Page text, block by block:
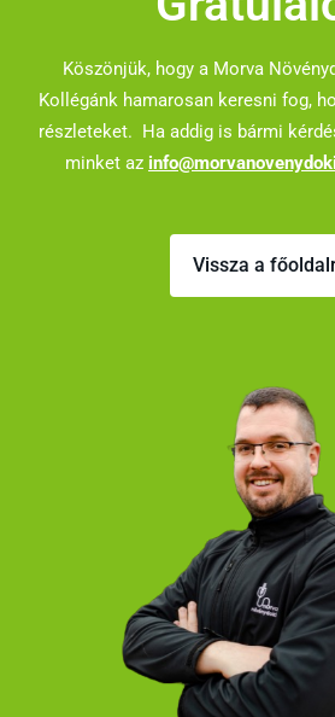
Köszönjük, hogy a Morva
Kollégánk hamarosan keresni fog,
részleteket. Ha addig is bármi
minket az
Vissza a